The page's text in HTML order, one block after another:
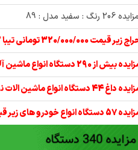
رنگ : سفید مدل : 89
قیمت 320/000/000 تومانی تیبا 2 مدل 97
بیش از 290 دستگاه انواع ماشین آلات
44 دستگاه انواع ماشین الات نصف قیمت
انواع خودرو های زیر قیمت